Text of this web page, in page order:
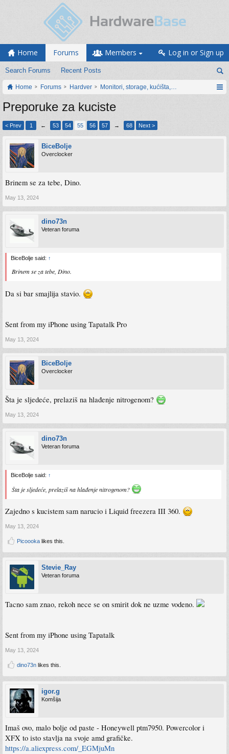
Home Forums
Search Forums Recent Posts
Members Log in or Sign up
Home Forums Hardver Monitori, storage, kućišta, periferija
Preporuke za kuciste
< Prev 1 ← 53 54 55 56 57 → 68 Next >
BiceBolje
Overclocker
Brinem se za tebe, Dino.
May 13, 2024
dino73n
Veteran foruma
BiceBolje said: ↑
Brinem se za tebe, Dino.
Da si bar smajlija stavio.
Sent from my iPhone using Tapatalk Pro
May 13, 2024
BiceBolje
Overclocker
Šta je sljedeće, prelaziš na hlađenje nitrogenom?
May 13, 2024
dino73n
Veteran foruma
BiceBolje said: ↑
Šta je sljedeće, prelaziš na hlađenje nitrogenom?
Zajedno s kucistem sam narucio i Liquid freezera III 360.
May 13, 2024
Picoooka likes this.
Stevie_Ray
Veteran foruma
Tacno sam znao, rekoh nece se on smirit dok ne uzme vodeno.
Sent from my iPhone using Tapatalk
May 13, 2024
dino73n likes this.
igor.g
Komšija
Imaš ovo, malo bolje od paste - Honeywell ptm7950. Powercolor i
XFX to isto stavlja na svoje amd grafičke.
https://a.aliexpress.com/_EGMjuMn